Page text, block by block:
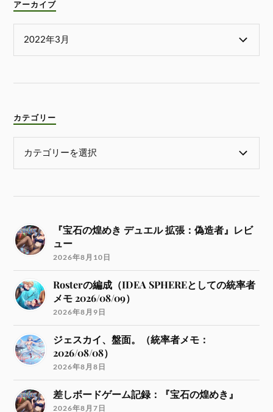
アーカイブ
カテゴリー
『宝石の煌めき デュエル 拡張：偽造者』レビ
ュー
2026年8月10日
Rosterの編成（IDEA SPHEREとしての統率者
メモ 2026/08/09）
2026年8月9日
ジェスカイ、盤面。（統率者メモ：
2026/08/08）
2026年8月8日
差しボードゲーム記録：『宝石の煌めき』
2026年8月7日